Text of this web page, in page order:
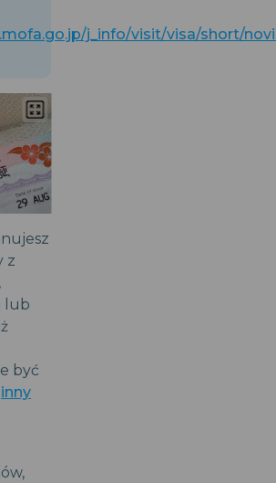
j_info/visit/visa/short/
z
lub
być
inny